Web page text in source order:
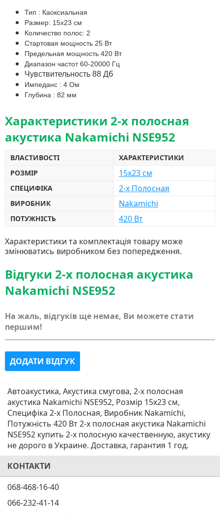
Тип : Каоксиальная
Размер: 15x23 см
Количество полос: 2
Стартовая мощность 25 Вт
Предельная мощность 420 Вт
Диапазон частот 60-20000 Гц
Чувствительность 88 Дб
Импеданс : 4 Ом
Глубина : 82 мм
Характеристики 2-х полосная
акустика Nakamichi NSE952
ВЛАСТИВОСТІ
ХАРАКТЕРИСТИКИ
РОЗМІР
15x23 см
СПЕЦИФІКА 2-х Полосная
ВИРОБНИК Nakamichi
ПОТУЖНІСТЬ 420 Вт
Характеристики та комплектація товару може
змінюватись виробником без попередження.
Відгуки 2-х полосная акустика
Nakamichi NSE952
На жаль, відгуків ще немає, Ви можете стати
першим!
ДОДАТИ ВІДГУК
Автоакустика, Акустика смугова, 2-х полосная
акустика Nakamichi NSE952, Розмір 15x23 см,
Специфіка 2-х Полосная, Виробник Nakamichi,
Потужність 420 Вт 2-х полосная акустика Nakamichi
NSE952 купить 2-х полосную качественную, акустику
не дорого в Украине. Доставка, гарантия 1 год.
КОНТАКТИ
068-468-16-40
066-232-41-14